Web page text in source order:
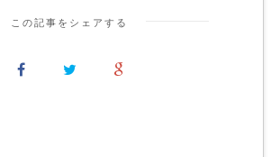
この記事をシェアする